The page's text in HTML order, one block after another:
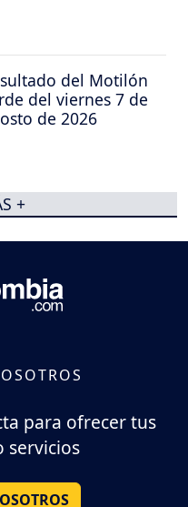
del Motilón
del viernes 7 de
de 2026
+
para ofrecer tus
servicios